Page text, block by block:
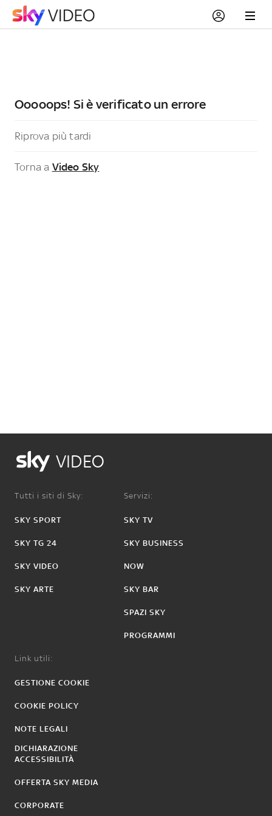
Ooooops! Si è verificato un errore
Riprova più tardi
Torna a Video Sky
VIDEO
Tutti i siti di Sky:
SKY SPORT
SKY TG 24
SKY VIDEO
SKY ARTE
Servizi:
SKY TV
SKY BUSINESS
NOW
SKY BAR
SPAZI SKY
PROGRAMMI
Link utili:
GESTIONE COOKIE
COOKIE POLICY
NOTE LEGALI
DICHIARAZIONE
ACCESSIBILITÀ
OFFERTA SKY MEDIA
CORPORATE